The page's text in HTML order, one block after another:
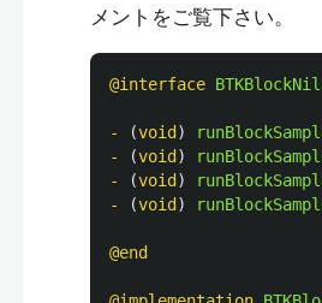
メントをご覧下さい。
@interface
- (void )
-
(void )
-
(void )
-
(void )
@end